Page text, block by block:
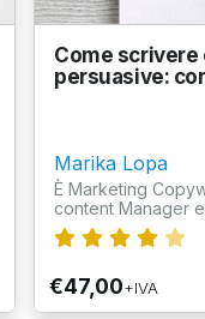
Come
persuasive:
Marika Lopa
È Marketing
content Manager
€47,00+IVA